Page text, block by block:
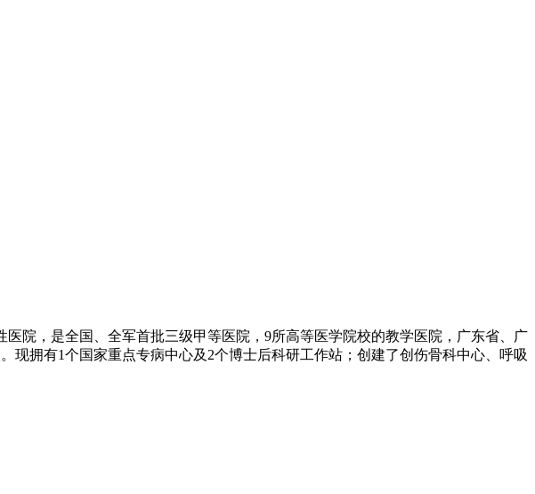
院，是全国、全军首批三级甲等医院，9所高等医学院校的教学医院，广东省、广
现拥有1个国家重点专病中心及2个博士后科研工作站；创建了创伤骨科中心、呼吸